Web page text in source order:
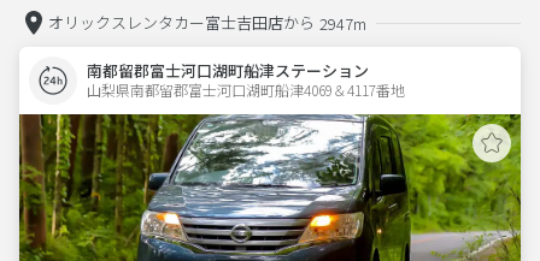
オリックスレンタカー富士吉田店から 2947m
南都留郡富士河口湖町船津ステーション
山梨県南都留郡富士河口湖町船津4069＆4117番地